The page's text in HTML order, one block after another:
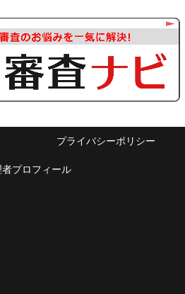
プライバシーポリシー
者プロフィール